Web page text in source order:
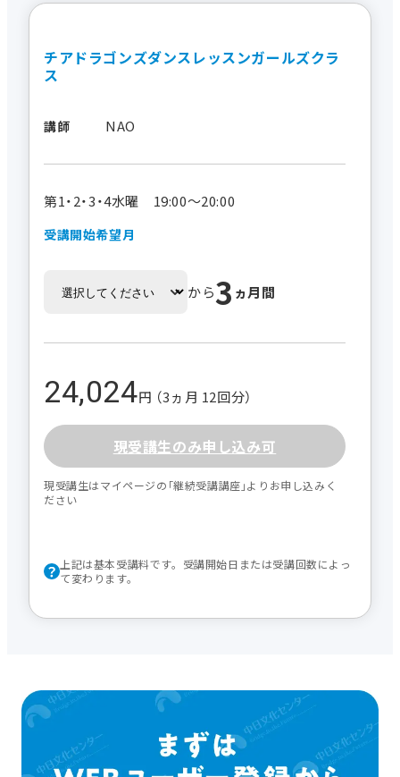
チアドラゴンズダンスレッスンガールズクラ
ス
講師 NAO
第1・2・3・4水曜 19:00～20:00
受講開始希望月
から3 ヵ月間
24,024円 （3ヵ月 12回分）
現受講生のみ申し込み可
現受講生はマイページの｢継続受講講座｣よりお申し込みく
ださい
上記は基本受講料です。受講開始日または受講回数によっ
て変わります。